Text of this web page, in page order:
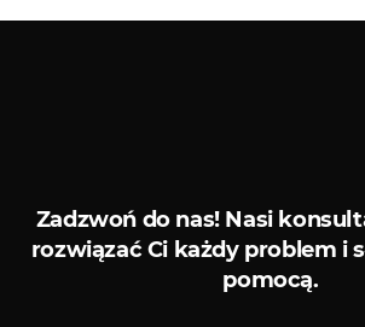
Zadzwoń do nas!Nasi
rozwiązać Ci każdy problem i
pomocą.